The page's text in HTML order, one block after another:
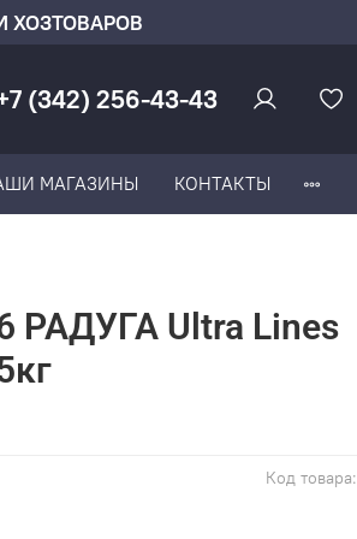
ХОЗТОВАРОВ
(342) 256-43-43
МАГАЗИНЫ КОНТАКТЫ
Код товара:
РАДУГА Ultra Lines